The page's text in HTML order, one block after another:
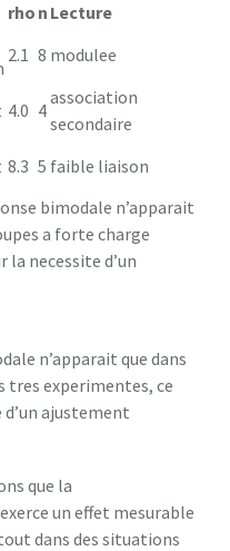
rho n Lecture
2.1 8 modulee
4.0 4
association
secondaire
8.3 5 faible liaison
bimodale n’apparait
a forte charge
necessite d’un
n’apparait que dans
tres experimentes, ce
ajustement
que la
un effet mesurable
dans des situations